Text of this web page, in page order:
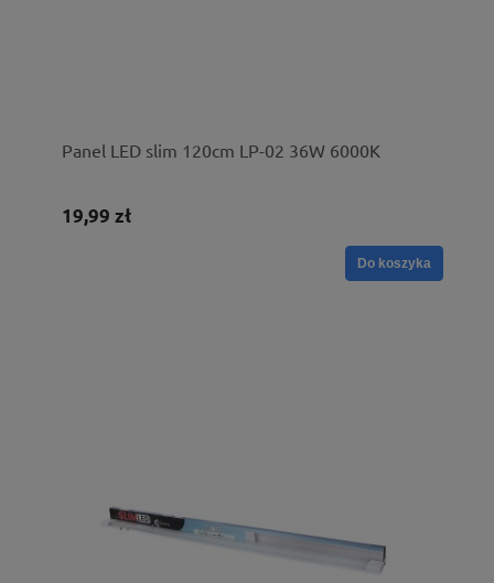
Panel LED slim 120cm LP-02 36W 6000K
19,99 zł
Do koszyka